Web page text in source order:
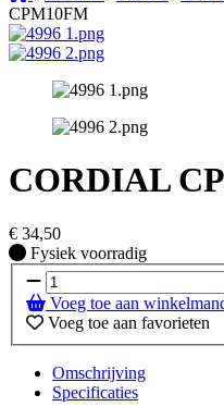
CPM10FM
CORDIAL
€ 34,50
Fysiek voorradig
Fysiek voorradig
Voeg toe aan
Voeg toe aan favorieten
Omschrijving
Specificaties